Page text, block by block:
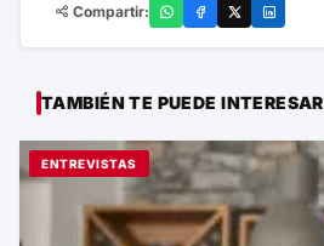
Compartir:
TAMBIÉN TE PUEDE INTERESAR
ENTREVISTAS